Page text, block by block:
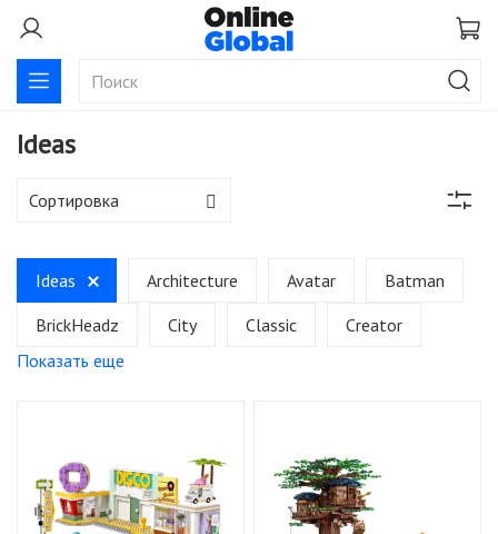
Ideas
Ideas Architecture Avatar
Batman
BrickHeadz
City Classic
Creator
Показать еще